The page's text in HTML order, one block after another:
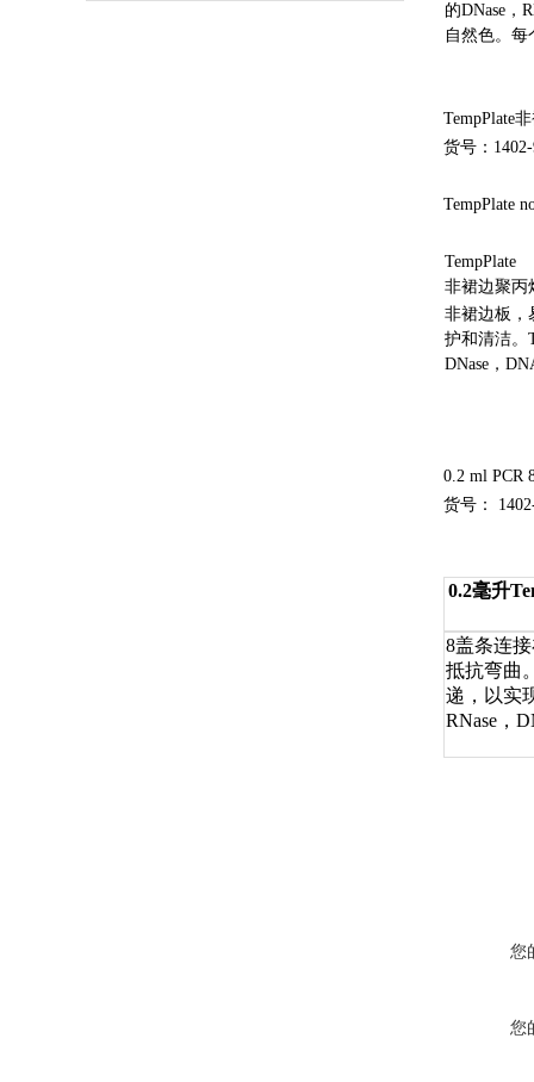
的DNase，
自然色。每
TempPlate
货号：
TempPlate
TempPlate
非裙边聚丙
非裙边板，
护和清洁。
DNase，
0.2 ml PCR
货号：
0.2毫升
8盖条连
抵抗弯曲
递，以实
RNase，
您
您